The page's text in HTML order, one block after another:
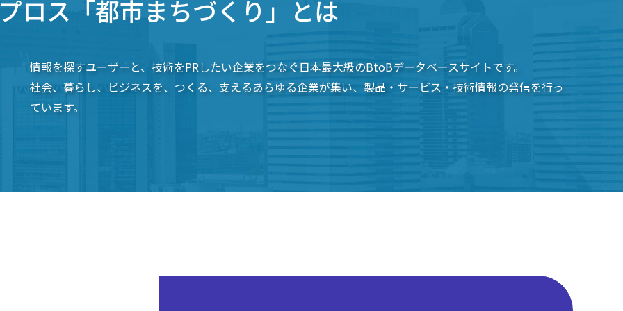
ロス「都市まちづくり」とは
情報を探すユーザーと、技術をPRしたい企業をつなぐ日本最大級のBtoBデータベースサイトです。
社会、暮らし、ビジネスを、つくる、支えるあらゆる企業が集い、製品・サービス・技術情報の発信を行っ
ています。